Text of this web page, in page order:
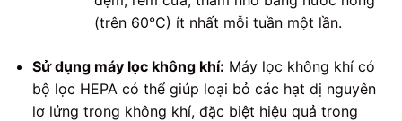
(trên 60°C) ít nhất mỗi tuần một lần.
Sử dụng máy lọc không khí: Máy lọc không khí có
bộ lọc HEPA có thể giúp loại bỏ các hạt dị nguyên
lơ lửng trong không khí, đặc biệt hiệu quả trong